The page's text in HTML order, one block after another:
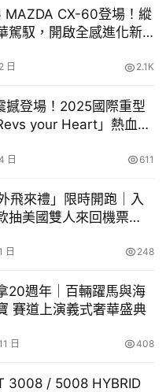
協會等公益團體，並獲
會的支持，充分展現
神。
好
校各班導師評選出的
獎」學生進行實質鼓
主領「時光膠囊」活
美好寫下並象徵性埋
大家「忘記背後，努力
術交流
的藝文交流。東海大
贈 5 座雕塑作品複製
域更配置了 15 台異國
與藝文氛圍。
區關懷協會帶領，全
，並手持 LED 祝福燈
示，這不僅是一場市
與弱勢族群感受到社
MAZDA CX-60登場！縱
駕馭，開啟全感進化新
日 2.1K
撼登場！2025國際重型
your Heart」熱血開
日 611
飛來禮」限時開跑｜入
抽美國雙人來回機票
日 248
20週年｜百輛躍馬與海
賽道上演義式奢華盛典
日 408
3008 / 5008 HYBRID